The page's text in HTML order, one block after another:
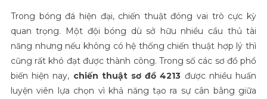
Trong bóng đá hiện đại, chiến thuật đóng vai trò cực kỳ
quan trọng. Một đội bóng dù sở hữu nhiều cầu thủ tài
năng nhưng nếu không có hệ thống chiến thuật hợp lý thì
cũng rất khó đạt được thành công. Trong số các sơ đồ phổ
biến hiện nay, chiến thuật sơ đồ 4213 được nhiều huấn
luyện viên lựa chọn vì khả năng tạo ra sự cân bằng giữa